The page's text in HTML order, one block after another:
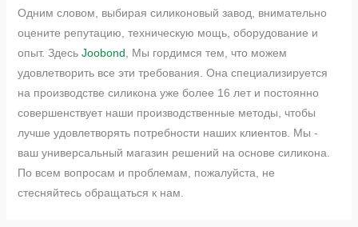
Одним словом, выбирая силиконовый завод, внимательно
оцените репутацию, техническую мощь, оборудование и
опыт. Здесь Joobond , Мы гордимся тем, что можем
удовлетворить все эти требования. Она специализируется
на производстве силикона уже более 16 лет и постоянно
совершенствует наши производственные методы, чтобы
лучше удовлетворять потребности наших клиентов. Мы -
ваш универсальный магазин решений на основе силикона.
По всем вопросам и проблемам, пожалуйста, не
стесняйтесь обращаться к нам.